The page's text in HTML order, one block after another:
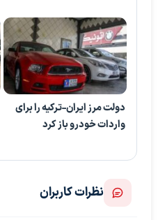
دولت مرز ایران-ترکیه را برای
واردات خودرو باز کرد
نظرات کاربران